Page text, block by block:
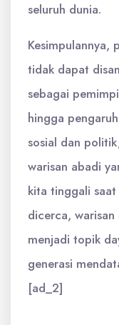
seluruh dunia.
Kesimpulannya,
tidak dapat
sebagai
hingga
sosial dan
warisan abadi
kita tinggali
dicerca,
menjadi topik
generasi
[ad_2]